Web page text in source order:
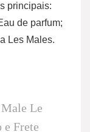
principais:
de parfum;
Les Males.
Le
Frete